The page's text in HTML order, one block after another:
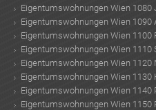
Eigentumswohnungen Wien 1080
Eigentumswohnungen Wien 1090
Eigentumswohnungen Wien 1100
Eigentumswohnungen Wien 1110
Eigentumswohnungen Wien 1120
Eigentumswohnungen Wien 1130
Eigentumswohnungen Wien 1140
Eigentumswohnungen Wien 1150